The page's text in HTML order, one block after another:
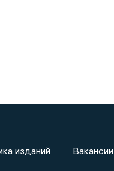
изданий Вакансии